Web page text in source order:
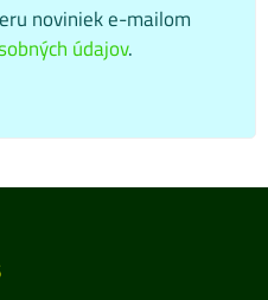
noviniek e-mailom
údajov.